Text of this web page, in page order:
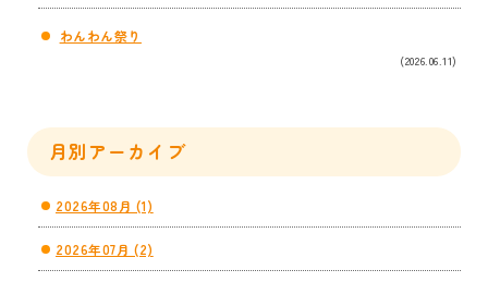
わんわん祭り
(2026.06.11)
月別アーカイブ
2026年08月 (1)
2026年07月 (2)